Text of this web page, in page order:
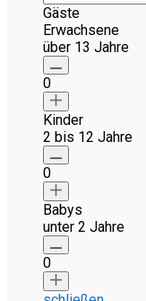
Gäste
Erwachsene
über 13 Jahre
0
Kinder
2 bis 12 Jahre
0
Babys
unter 2 Jahre
0